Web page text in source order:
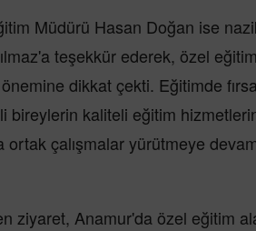
Müdürü Hasan Doğan ise
teşekkür ederek, özel
dikkat çekti. Eğitimde
bireylerin kaliteli eğitim
ortak çalışmalar yürütmeye
ziyaret, Anamur'da özel eğitim